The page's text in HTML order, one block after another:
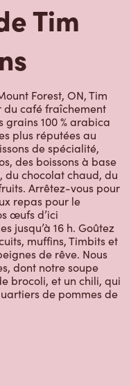
Forest, ON, Tim
café fraîchement
100 % arabica
de spécialité,
des boissons à base
chocolat chaud, du
Arrêtez-vous pour
repas pour le
œufs d’ici
jusqu’à 16 h. Goûtez
muffins, Timbits et
de rêve. Nous
dont notre soupe
brocoli, et un chili, qui
de pommes de